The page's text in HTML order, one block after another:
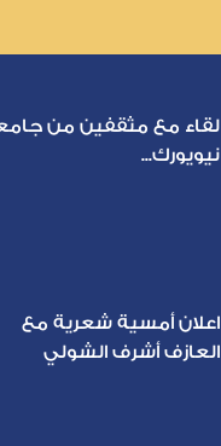
لقاء مع مثقفين من
نيويورك...
اعلان أمسية شعرية مع
العازف أشرف الشولي